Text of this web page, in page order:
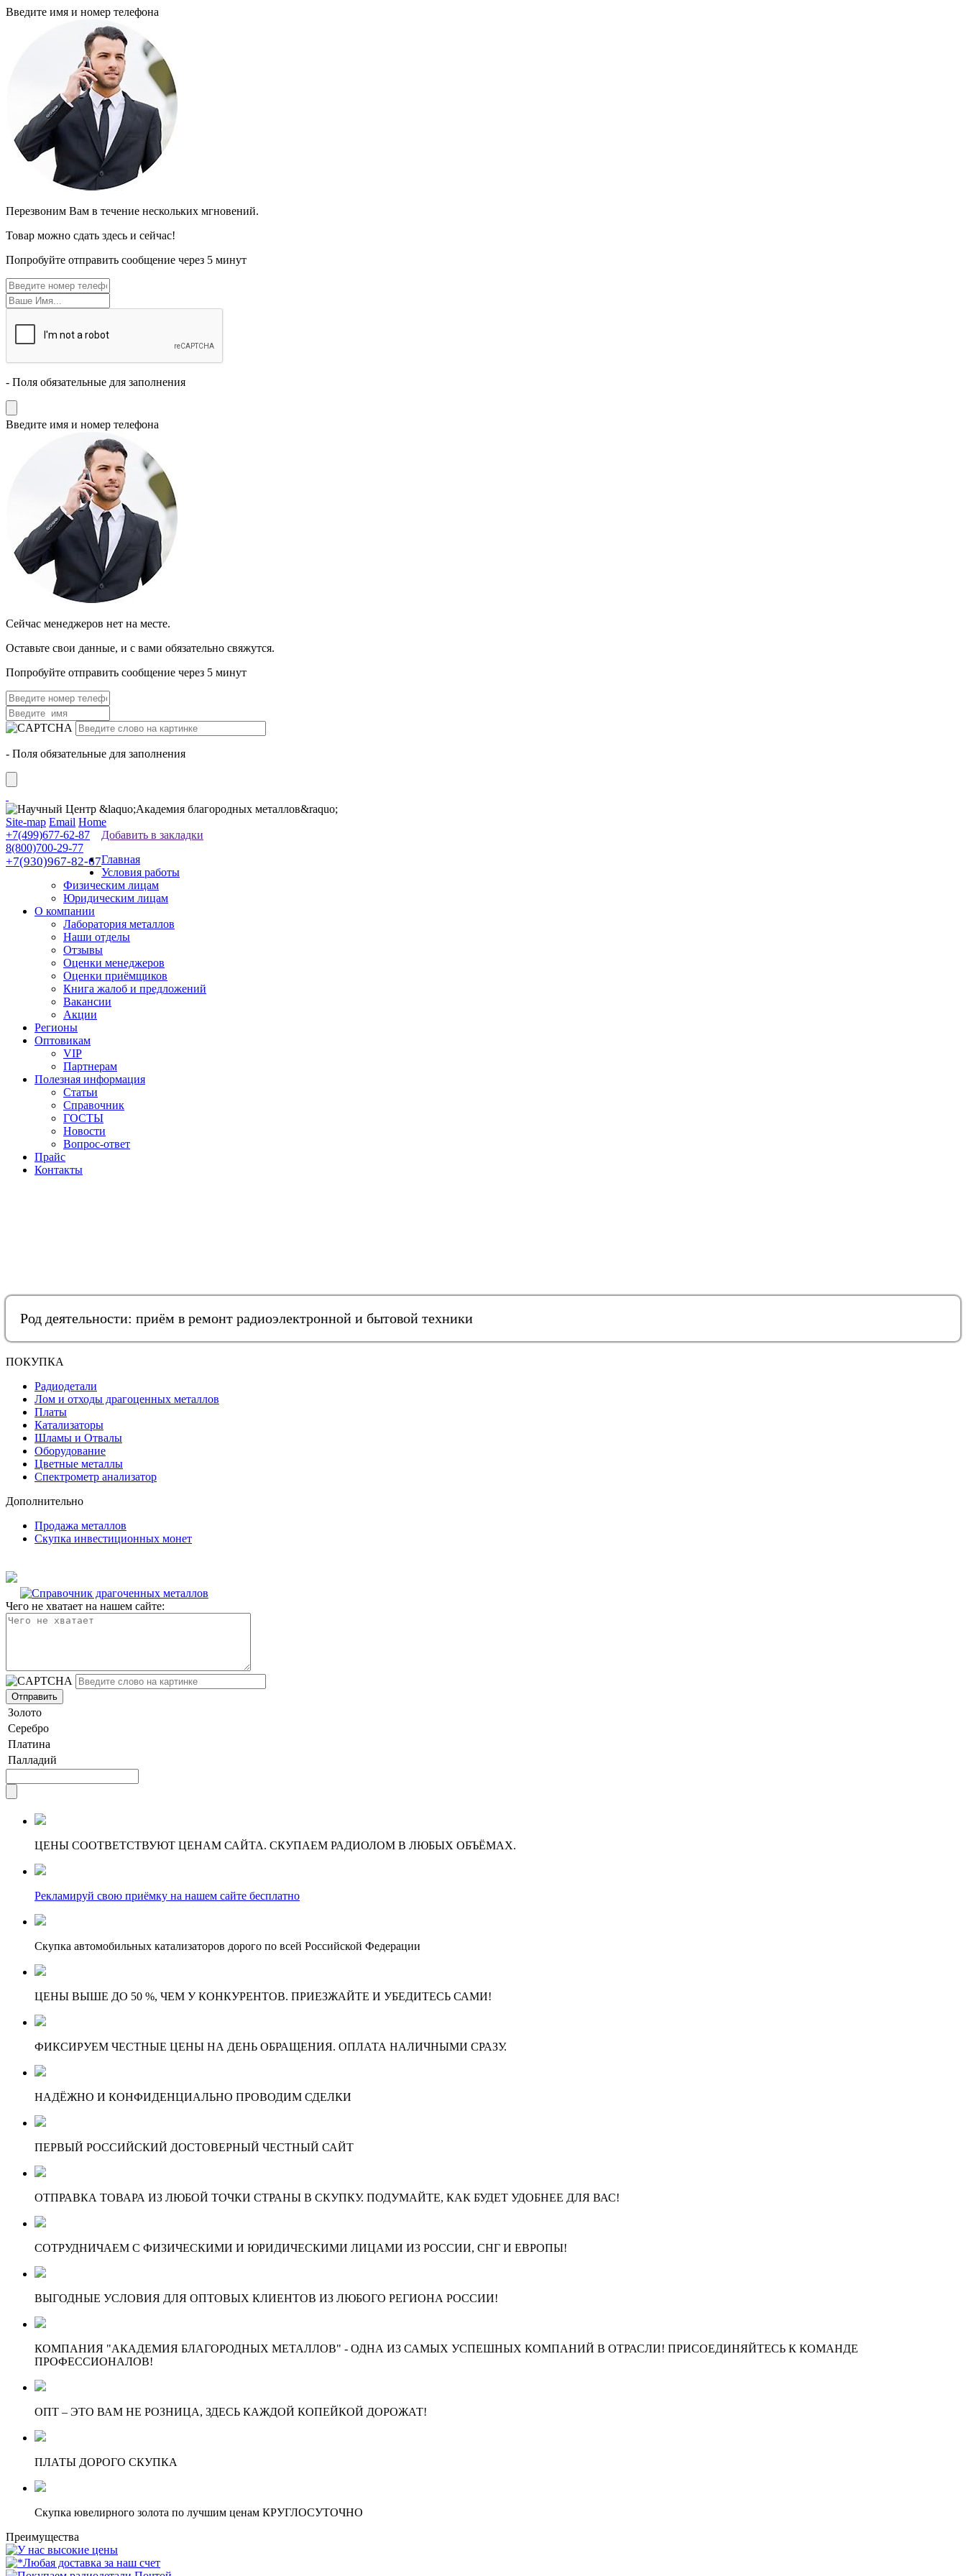
Введите имя и номер телефона
Перезвоним Вам в течение нескольких мгновений.
Товар можно сдать здесь и сейчас!
Попробуйте отправить сообщение через 5 минут
- Поля обязательные для заполнения
Введите имя и номер телефона
Cейчас менеджеров нет на месте.
Оставьте свои данные, и с вами обязательно свяжутся.
Попробуйте отправить сообщение через 5 минут
- Поля обязательные для заполнения
Site-map Email Home
+7(499)677-62-87
8(800)700-29-77
+7(930)967-82-67
Добавить в закладки
Главная
Условия работы
Физическим лицам
Юридическим лицам
О компании
Лаборатория металлов
Наши отделы
Отзывы
Оценки менеджеров
Оценки приёмщиков
Книга жалоб и предложений
Вакансии
Акции
Регионы
Оптовикам
VIP
Партнерам
Полезная информация
Статьи
Справочник
ГОСТЫ
Новости
Вопрос-ответ
Прайс
Контакты
Род деятельности: приём в ремонт радиоэлектронной и бытовой техники
ПОКУПКА
Радиодетали
Лом и отходы драгоценных металлов
Платы
Катализаторы
Шламы и Отвалы
Оборудование
Цветные металлы
Спектрометр анализатор
Дополнительно
Продажа металлов
Скупка инвестиционных монет
Чего не хватает на нашем сайте:
Золото
Серебро
Платина
Палладий
ЦЕНЫ СООТВЕТСТВУЮТ ЦЕНАМ САЙТА. СКУПАЕМ РАДИОЛОМ В ЛЮБЫХ ОБЪЁМАХ.
Рекламируй свою приёмку на нашем сайте бесплатно
Скупка автомобильных катализаторов дорого по всей Российской Федерации
ЦЕНЫ ВЫШЕ ДО 50 %, ЧЕМ У КОНКУРЕНТОВ. ПРИЕЗЖАЙТЕ И УБЕДИТЕСЬ САМИ!
ФИКСИРУЕМ ЧЕСТНЫЕ ЦЕНЫ НА ДЕНЬ ОБРАЩЕНИЯ. ОПЛАТА НАЛИЧНЫМИ СРАЗУ.
НАДЁЖНО И КОНФИДЕНЦИАЛЬНО ПРОВОДИМ СДЕЛКИ
ПЕРВЫЙ РОССИЙСКИЙ ДОСТОВЕРНЫЙ ЧЕСТНЫЙ САЙТ
ОТПРАВКА ТОВАРА ИЗ ЛЮБОЙ ТОЧКИ СТРАНЫ В СКУПКУ. ПОДУМАЙТЕ, КАК БУДЕТ УДОБНЕЕ ДЛЯ ВАС!
СОТРУДНИЧАЕМ С ФИЗИЧЕСКИМИ И ЮРИДИЧЕСКИМИ ЛИЦАМИ ИЗ РОССИИ, СНГ И ЕВРОПЫ!
ВЫГОДНЫЕ УСЛОВИЯ ДЛЯ ОПТОВЫХ КЛИЕНТОВ ИЗ ЛЮБОГО РЕГИОНА РОССИИ!
КОМПАНИЯ "АКАДЕМИЯ БЛАГОРОДНЫХ МЕТАЛЛОВ" - ОДНА ИЗ САМЫХ УСПЕШНЫХ КОМПАНИЙ В ОТРАСЛИ! ПРИСОЕДИНЯЙТЕСЬ К КОМАНДЕ
ПРОФЕССИОНАЛОВ!
ОПТ – ЭТО ВАМ НЕ РОЗНИЦА, ЗДЕСЬ КАЖДОЙ КОПЕЙКОЙ ДОРОЖАТ!
ПЛАТЫ ДОРОГО СКУПКА
Скупка ювелирного золота по лучшим ценам КРУГЛОСУТОЧНО
Преимущества